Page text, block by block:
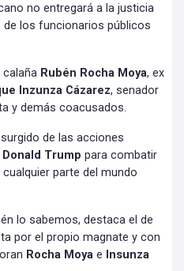
no entregará a la justicia
de los funcionarios públicos
calaña Rubén Rocha Moya, ex
Inzunza Cázarez, senador
y demás coacusados.
de las acciones
Donald Trump para combatir
parte del mundo
lo sabemos, destaca el de
por el propio magnate y con
Rocha Moya e Insunza